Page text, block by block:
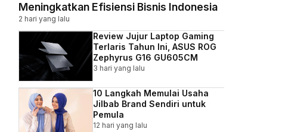
Meningkatkan Efisiensi Bisnis Indonesia
2 hari yang lalu
Review Jujur Laptop Gaming
Terlaris Tahun Ini, ASUS ROG
Zephyrus G16 GU605CM
3 hari yang lalu
10 Langkah Memulai Usaha
Jilbab Brand Sendiri untuk
Pemula
12 hari yang lalu